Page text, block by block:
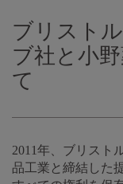
ブリスト
ブ社と小
て
2011年、ブリスト
品工業と締結した